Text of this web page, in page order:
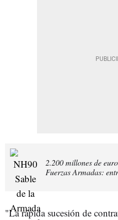
2.200 millones de
Fuerzas Armadas:
"La rápida sucesión de